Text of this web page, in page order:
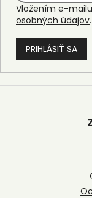
Vložením e-
osobných údajov.
PRIHLÁSIŤ SA
Z